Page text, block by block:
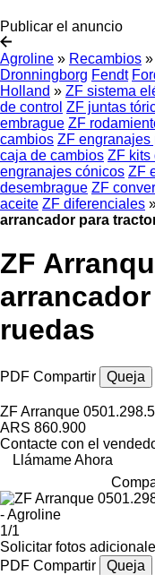
Publicar el anuncio
Agroline » Recambios »
Dronningborg Fendt
Holland » ZF sistema
de control ZF juntas
embrague ZF
cambios ZF engranajes
caja de cambios ZF kits
engranajes cónicos ZF
desembrague ZF
aceite ZF diferenciales
arrancador para
ZF
ruedas
PDF Compartir Queja
ZF Arranque
ARS 860.900
Contacte con el
Llámame Ahora
1/1
Solicitar fotos
PDF Compartir Queja